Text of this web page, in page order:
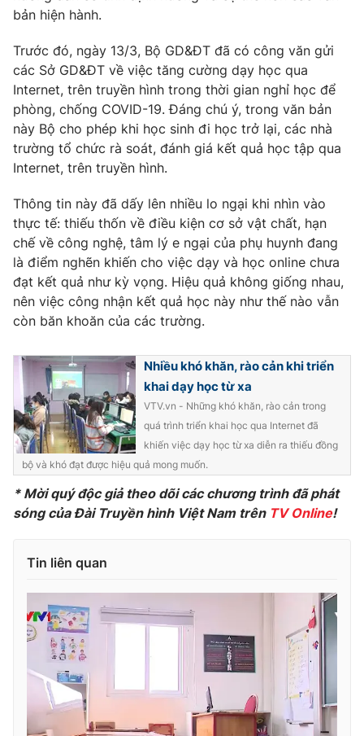
Video Shorts video
VTV Money VTV Thể thao
VTV Sức khoẻ
Thị trường 24h Tấm lòng Việt
VTV4 Vươn mình bằng AI
VTV9 VTV8
Liên hệ tòa soạn English
THỜI BÁO VTV
Cơ quan chủ quản:
Giấy phép hoạt động báo in và báo điện tử số 483/GP-BTTTT
cấp ngày 29/12/2023
Tổng Biên tập:
Vũ Thanh Thủy
Phó Tổng Biên tập:
Nguyễn Thị Mỹ Hạnh, Phạm Quốc Thắng,
Nguyễn Trọng Ninh
Tổng đài VTV:024.38 355 931 - 024.38 355 932
bản hiện hành.
Trước đó, ngày 13/3, Bộ GD&ĐT đã có công văn gửi
các Sở GD&ĐT về việc tăng cường dạy học qua
Internet, trên truyền hình trong thời gian nghỉ học để
phòng, chống COVID-19. Đáng chú ý, trong văn bản
này Bộ cho phép khi học sinh đi học trở lại, các nhà
trường tổ chức rà soát, đánh giá kết quả học tập qua
Internet, trên truyền hình.
Thông tin này đã dấy lên nhiều lo ngại khi nhìn vào
thực tế: thiếu thốn về điều kiện cơ sở vật chất, hạn
chế về công nghệ, tâm lý e ngại của phụ huynh đang
là điểm nghẽn khiến cho việc dạy và học online chưa
đạt kết quả như kỳ vọng. Hiệu quả không giống nhau,
nên việc công nhận kết quả học này như thế nào vẫn
còn băn khoăn của các trường.
Nhiều khó khăn, rào cản khi triển
khai dạy học từ xa
VTV.vn - Những khó khăn, rào cản trong
quá trình triển khai học qua Internet đã
khiến việc dạy học từ xa diễn ra thiếu đồng
bộ và khó đạt được hiệu quả mong muốn.
* Mời quý độc giả theo dõi các chương trình đã phát
sóng của Đài Truyền hình Việt Nam trên TV Online!
Tin liên quan